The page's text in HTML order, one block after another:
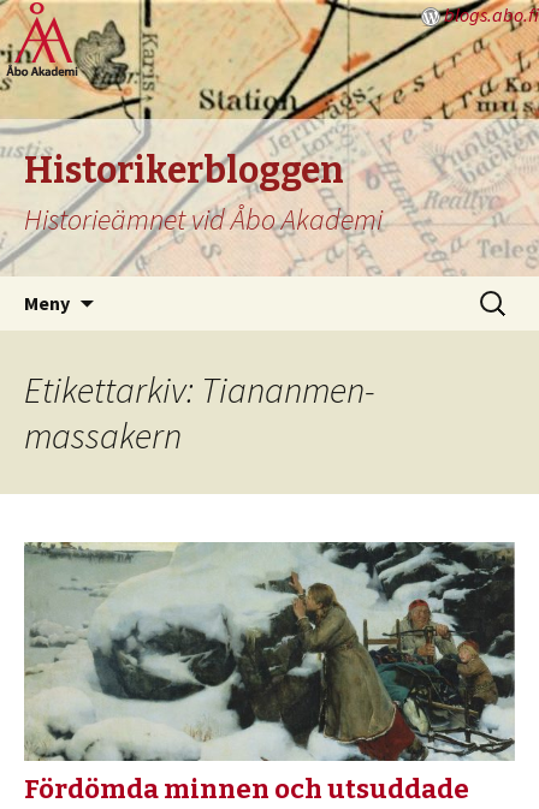
blogs.abo.fi
Historikerbloggen
Historieämnet vid Åbo Akademi
Meny
Sök
efter:
Etikettarkiv: Tiananmen-
massakern
Fördömda minnen och utsuddade